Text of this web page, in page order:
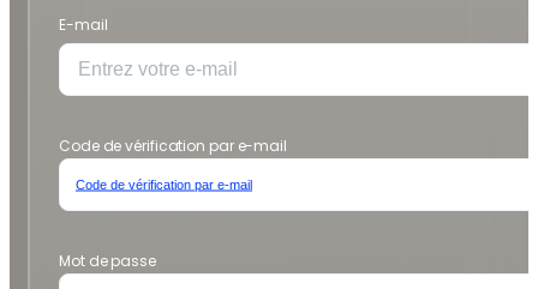
E-mail
Code de vérification par e-mail
Code de vérification par e-mail
Mot de passe